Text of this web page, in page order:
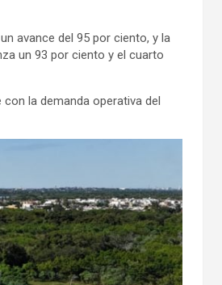
avance del 95 por ciento, y la
un 93 por ciento y el cuarto
la demanda operativa del